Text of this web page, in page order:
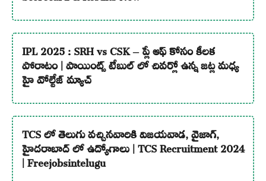
IPL 2025 : SRH vs CSK – ప్లే ఆఫ్ కోసం కీలక
పోరాటం | పాయింట్స్ టేబుల్ లో చివర్లో ఉన్న జట్ల మధ్య
హై వోల్టేజ్ మ్యాచ్
TCS లో తెలుగు వచ్చినవారికి విజయవాడ, వైజాగ్,
హైదరాబాద్ లో ఉద్యోగాలు | TCS Recruitment 2024
| Freejobsintelugu